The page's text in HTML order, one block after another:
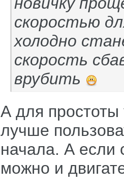
скоростью
холодно
скорость
врубить
А для простоты
лучше
начала. А если
можно и